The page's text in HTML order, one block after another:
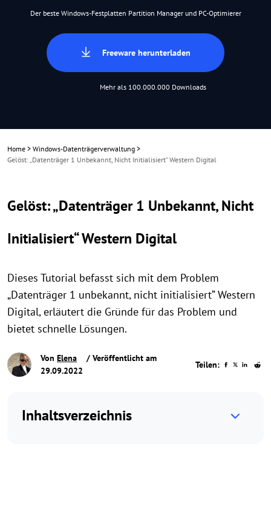
Der beste Windows-Festplatten Partition Manager und PC-Optimierer
Freeware herunterladen
Mehr als 100.000.000 Downloads
Home > Windows-Datenträgerverwaltung >
Gelöst: „Datenträger 1 Unbekannt, Nicht Initialisiert“ Western Digital
Gelöst: „Datenträger 1 Unbekannt, Nicht
Initialisiert“ Western Digital
Dieses Tutorial befasst sich mit dem Problem
„Datenträger 1 unbekannt, nicht initialisiert“ Western
Digital, erläutert die Gründe für das Problem und
bietet schnelle Lösungen.
Von Elena
/ Veröffentlicht am
29.09.2022
Teilen:
Inhaltsverzeichnis